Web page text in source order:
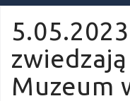
Muzeum